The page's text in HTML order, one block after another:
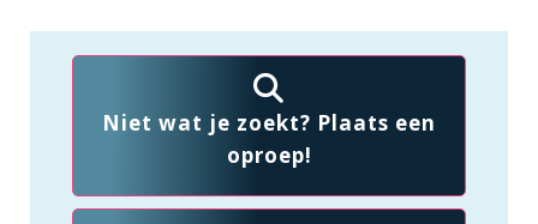
Niet wat je zoekt? Plaats een
oproep!